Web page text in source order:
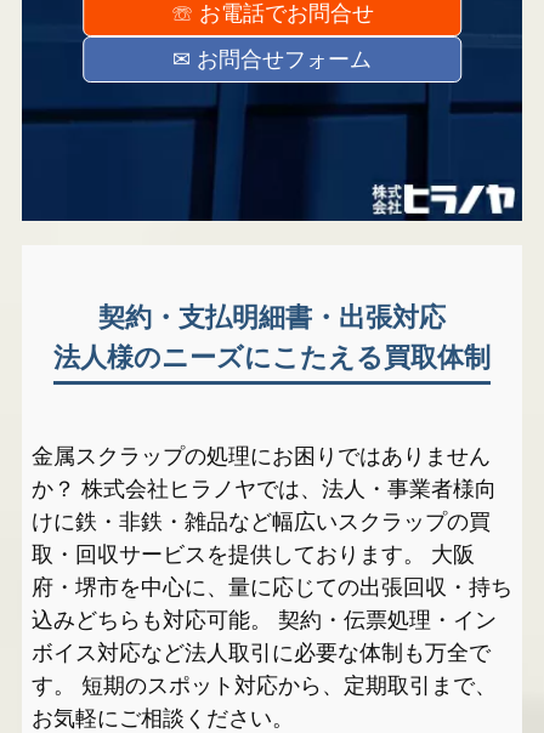
☏ お電話でお問合せ
✉ お問合せフォーム
契約・支払明細書・出張対応
法人様のニーズにこたえる買取体制
金属スクラップの処理にお困りではありません
か？ 株式会社ヒラノヤでは、法人・事業者様向
けに鉄・非鉄・雑品など幅広いスクラップの買
取・回収サービスを提供しております。 大阪
府・堺市を中心に、量に応じての出張回収・持ち
込みどちらも対応可能。 契約・伝票処理・イン
ボイス対応など法人取引に必要な体制も万全で
す。 短期のスポット対応から、定期取引まで、
お気軽にご相談ください。